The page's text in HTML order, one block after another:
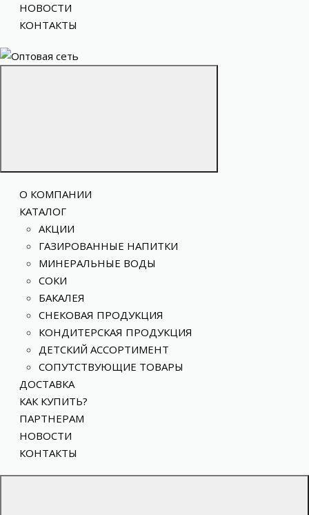
НОВОСТИ
КОНТАКТЫ
О КОМПАНИИ
КАТАЛОГ
АКЦИИ
ГАЗИРОВАННЫЕ НАПИТКИ
МИНЕРАЛЬНЫЕ ВОДЫ
СОКИ
БАКАЛЕЯ
СНЕКОВАЯ ПРОДУКЦИЯ
КОНДИТЕРСКАЯ ПРОДУКЦИЯ
ДЕТСКИЙ АССОРТИМЕНТ
СОПУТСТВУЮЩИЕ ТОВАРЫ
ДОСТАВКА
КАК КУПИТЬ?
ПАРТНЕРАМ
НОВОСТИ
КОНТАКТЫ